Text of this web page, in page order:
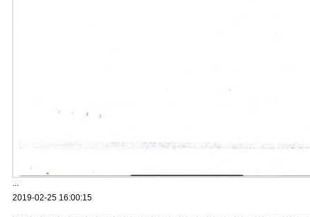
...
2019-02-25 16:00:15